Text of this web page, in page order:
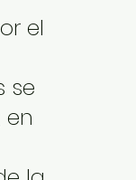
el
se